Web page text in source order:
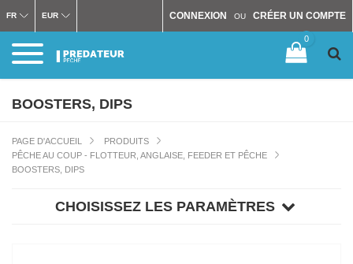
CONNEXION OU CRÉER UN COMPTE
FR EUR
0
BOOSTERS, DIPS
PAGE D'ACCUEIL
PRODUITS
PÊCHE AU COUP - FLOTTEUR, ANGLAISE, FEEDER ET PÊCHE
BOOSTERS, DIPS
CHOISISSEZ LES PARAMÈTRES